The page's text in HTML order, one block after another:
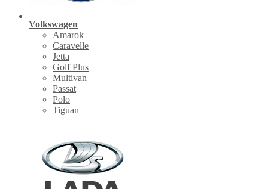
Volkswagen
Amarok
Caravelle
Jetta
Golf Plus
Multivan
Passat
Polo
Tiguan